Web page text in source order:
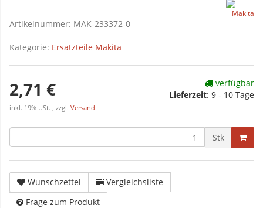
Artikelnummer: MAK-233372-0
Kategorie: Ersatzteile Makita
2,71 €
inkl. 19% USt. , zzgl. Versand
verfügbar
Lieferzeit: 9 - 10 Tage
Stk
Wunschzettel
Vergleichsliste
Frage zum Produkt